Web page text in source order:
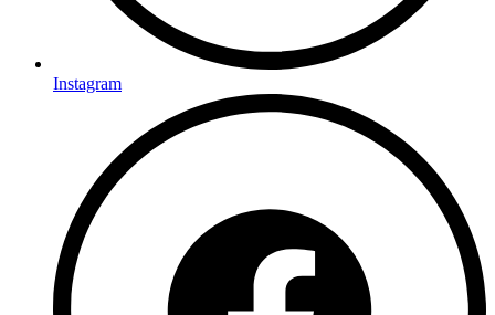
Instagram